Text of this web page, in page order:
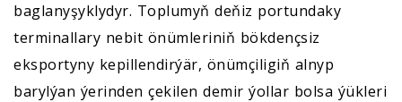
baglanyşyklydyr. Toplumyň deňiz portundaky
terminallary nebit önümleriniň bökdençsiz
eksportyny kepillendirýär, önümçiligiň alnyp
barylýan ýerinden çekilen demir ýollar bolsa ýükleri